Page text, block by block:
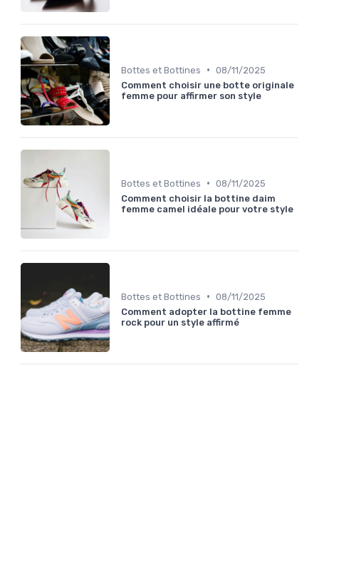
Bottes et Bottines • 08/11/2025
Comment choisir une botte originale
femme pour affirmer son style
Bottes et Bottines • 08/11/2025
Comment choisir la bottine daim
femme camel idéale pour votre style
Bottes et Bottines • 08/11/2025
Comment adopter la bottine femme
rock pour un style affirmé